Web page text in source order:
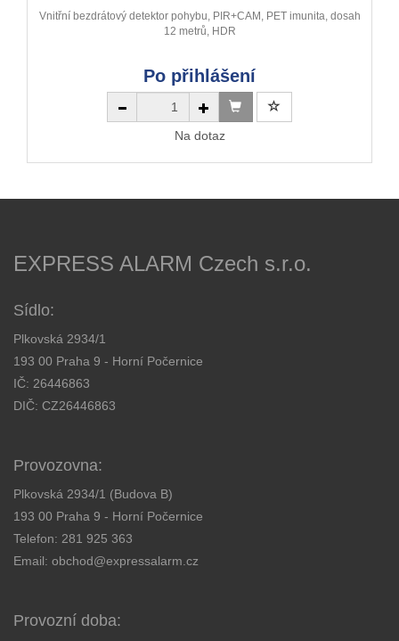
Vnitřní bezdrátový detektor pohybu, PIR+CAM, PET imunita, dosah
12 metrů, HDR
Po přihlášení
Na dotaz
EXPRESS ALARM Czech s.r.o.
Sídlo:
Plkovská 2934/1
193 00 Praha 9 - Horní Počernice
IČ: 26446863
DIČ: CZ26446863
Provozovna:
Plkovská 2934/1 (Budova B)
193 00 Praha 9 - Horní Počernice
Telefon: 281 925 363
Email: obchod@expressalarm.cz
Provozní doba: